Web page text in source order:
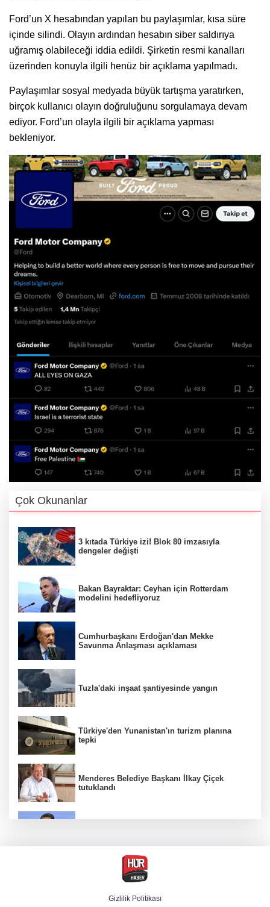
Ford’un X hesabından yapılan bu paylaşımlar, kısa süre
içinde silindi. Olayın ardından hesabın siber saldırıya
uğramış olabileceği iddia edildi. Şirketin resmi kanalları
üzerinden konuyla ilgili henüz bir açıklama yapılmadı.
Paylaşımlar sosyal medyada büyük tartışma yaratırken,
birçok kullanıcı olayın doğruluğunu sorgulamaya devam
ediyor. Ford’un olayla ilgili bir açıklama yapması
bekleniyor.
Çok Okunanlar
3 kıtada Türkiye izi! Blok 80 imzasıyla
dengeler değişti
Bakan Bayraktar: Ceyhan için Rotterdam
modelini hedefliyoruz
Cumhurbaşkanı Erdoğan'dan Mekke
Savunma Anlaşması açıklaması
Tuzla'daki inşaat şantiyesinde yangın
Türkiye'den Yunanistan'ın turizm planına
tepki
Menderes Belediye Başkanı İlkay Çiçek
tutuklandı
Hür Ağbaba soruşturmasında MASAK para
hareketlerini inceledi
Gizlilik Politikası